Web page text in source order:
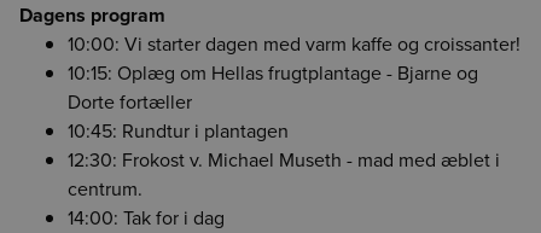
Dagens program
10:00: Vi starter dagen med varm kaffe og croissanter!
10:15: Oplæg om Hellas frugtplantage - Bjarne og
Dorte fortæller
10:45: Rundtur i plantagen
12:30: Frokost v. Michael Museth - mad med æblet i
centrum.
14:00: Tak for i dag
og kan være unøjagtig. Vi håber løbende at kunne forbedre
datakvaliteten. Det er et skridt i den rigtige retning og vi
håber at kunne give dig et mere oplyst valg, når du handler
fødevarer.
Vi påtager os intet ansvar for de præsenterede data og den
efterfølgende anvendelse heraf.
HMR BOR CGO